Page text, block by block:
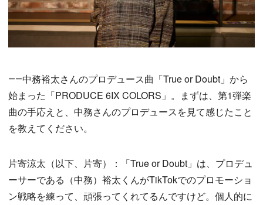
――中務裕太さんのプロデュース曲「True or Doubt」から
始まった「PRODUCE 6IX COLORS」。まずは、第1弾楽
曲の手応えと、中務さんのプロデュースを見て感じたこと
を教えてください。
片寄涼太（以下、片寄）：「True or Doubt」は、プロデュ
ーサーである（中務）裕太くんがTikTokでのプロモーショ
ン戦略を練って、頑張ってくれてるんですけど。個人的に